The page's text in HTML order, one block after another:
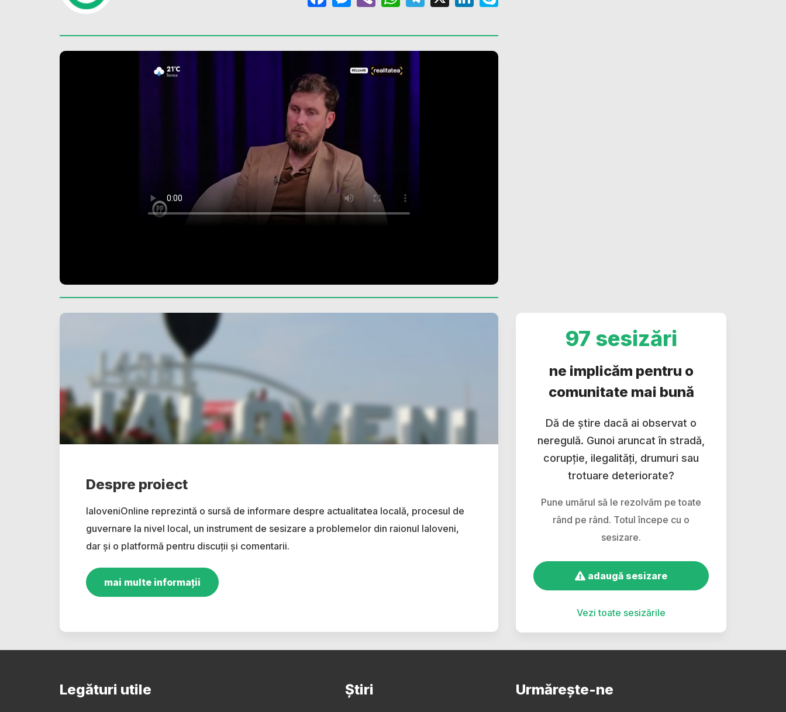
Despre proiect
IaloveniOnline reprezintă o sursă de informare despre actualitatea locală, procesul de
guvernare la nivel local, un instrument de sesizare a problemelor din raionul Ialoveni,
dar și o platformă pentru discuții și comentarii.
mai multe informații
97 sesizări
ne implicăm pentru o
comunitate mai bună
Dă de știre dacă ai observat o
neregulă. Gunoi aruncat în stradă,
corupție, ilegalități, drumuri sau
trotuare deteriorate?
Pune umărul să le rezolvăm pe toate
rând pe rând. Totul începe cu o
sesizare.
adaugă sesizare
Vezi toate sesizările
Legături utile Știri Urmărește-ne